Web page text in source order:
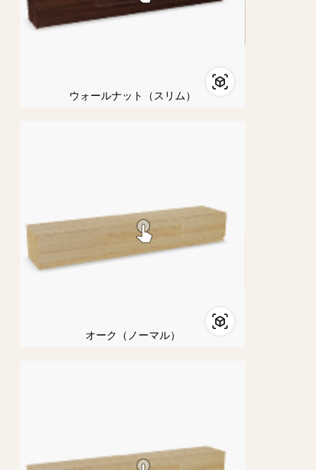
ウォールナット（スリム）
オーク（ノーマル）